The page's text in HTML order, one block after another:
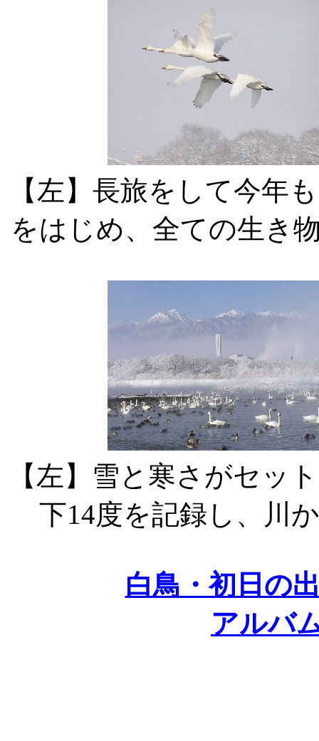
【左】長旅をして今
をはじめ、全ての生き
【左】雪と寒さがセ
下14度を記録し、川
白鳥・初日の
アルバ